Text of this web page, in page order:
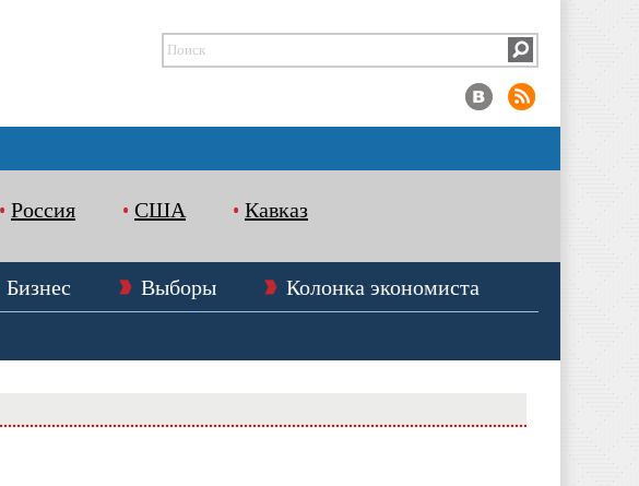
Россия США Кавказ
Бизнес Выборы
Колонка экономиста